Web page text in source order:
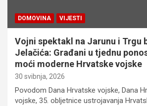
DOMOVINA VIJESTI
Vojni spektakl na Jarunu i Trgu
Jelačića: Građani u tjednu
moći moderne Hrvatske vojske
30 svibnja, 2026
Povodom Dana Hrvatske vojske, Dana
vojske, 35. obljetnice ustrojavanja